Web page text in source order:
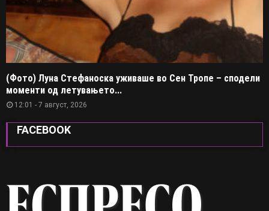
(Фото) Луна Стефаноска уживаше во Сен Тропе – сподели
моменти од летувањето...
12:01 - 7 август, 2026
FACEBOOK